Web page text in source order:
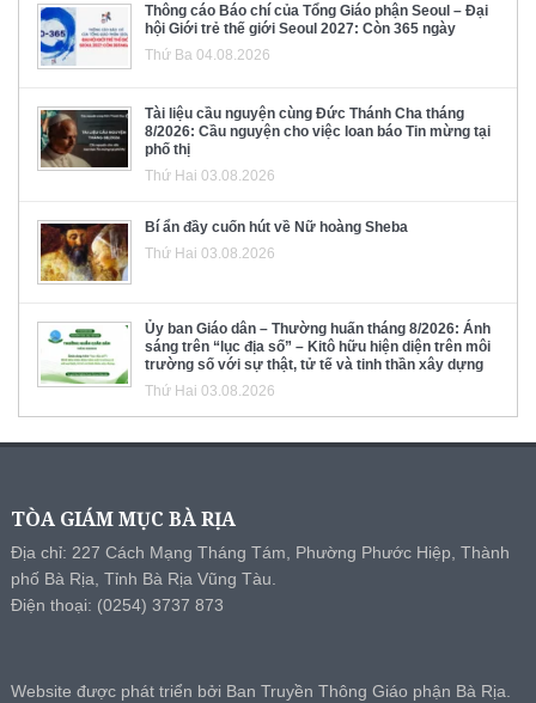
Thông cáo Báo chí của Tổng Giáo phận Seoul – Đại
hội Giới trẻ thế giới Seoul 2027: Còn 365 ngày
Thứ Ba 04.08.2026
Tài liệu cầu nguyện cùng Đức Thánh Cha tháng
8/2026: Cầu nguyện cho việc loan báo Tin mừng tại
phố thị
Thứ Hai 03.08.2026
Bí ẩn đầy cuốn hút về Nữ hoàng Sheba
Thứ Hai 03.08.2026
Ủy ban Giáo dân – Thường huấn tháng 8/2026: Ánh
sáng trên “lục địa số” – Kitô hữu hiện diện trên môi
trường số với sự thật, tử tế và tinh thần xây dựng
Thứ Hai 03.08.2026
TÒA GIÁM MỤC BÀ RỊA
Địa chỉ: 227 Cách Mạng Tháng Tám, Phường Phước Hiệp, Thành
phố Bà Rịa, Tỉnh Bà Rịa Vũng Tàu.
Điện thoại: (0254) 3737 873
Website được phát triển bởi Ban Truyền Thông Giáo phận Bà Rịa.